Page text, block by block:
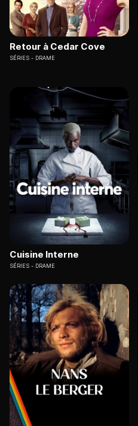
Retour à Cedar Cove
SÉRIES DRAME
Cuisine Interne
SÉRIES DRAME